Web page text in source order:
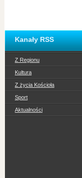
Kanały RSS
Z Regionu
Kultura
Z życia Kościoła
Sport
Aktualności